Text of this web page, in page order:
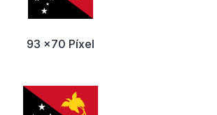
93 x70 Píxel